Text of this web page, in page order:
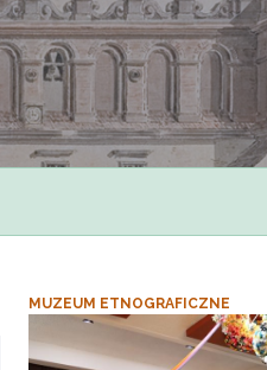
MUZEUM ETNOGRAFICZNE